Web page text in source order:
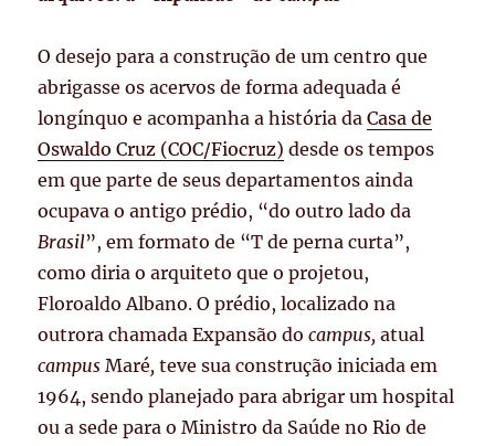
O desejo para a construção de um centro que
abrigasse os acervos de forma adequada é
longínquo e acompanha a história daCasa de
Oswaldo Cruz (COC/Fiocruz) desde os tempos
em que parte de seus departamentos ainda
ocupava o antigo prédio, “do outro lado da
Brasil”, em formato de “T de perna curta”,
como diria o arquiteto que o projetou,
Floroaldo Albano.O prédio, localizado na
outrora chamada Expansão docampus,atual
campus Maré, teve sua construção iniciada em
1964, sendo planejado para abrigar um hospital
ou a sede para o Ministro da Saúde no Rio de